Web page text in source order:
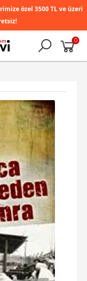
özel 3500 TL ve üzeri
0